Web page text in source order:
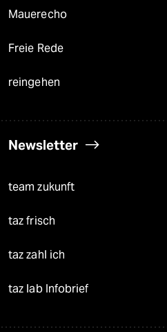
Mauerecho
Freie Rede
reingehen
Newsletter
team zukunft
taz frisch
taz zahl ich
taz lab Infobrief